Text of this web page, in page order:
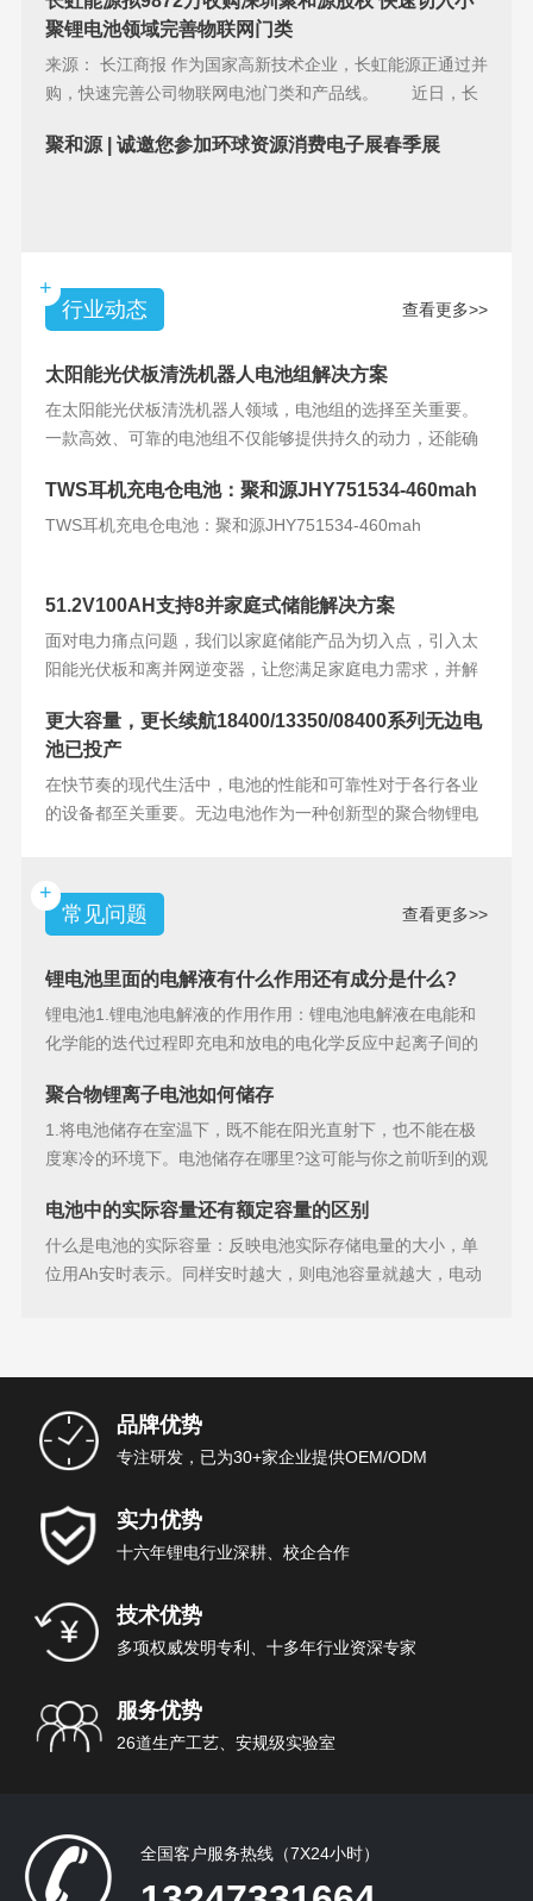
聚锂电池领域完善物联网门类
来源： 长江商报 作为国家高新技术企业，长虹能源正通过并
购，快速完善公司物联网电池门类和产品线。 近日，长
聚和源 | 诚邀您参加环球资源消费电子展春季展
+
行业动态
查看更多>>
太阳能光伏板清洗机器人电池组解决方案
在太阳能光伏板清洗机器人领域，电池组的选择至关重要。
一款高效、可靠的电池组不仅能够提供持久的动力，还能确
TWS耳机充电仓电池：聚和源JHY751534-460mah
TWS耳机充电仓电池：聚和源JHY751534-460mah
51.2V100AH支持8并家庭式储能解决方案
面对电力痛点问题，我们以家庭储能产品为切入点，引入太
阳能光伏板和离并网逆变器，让您满足家庭电力需求，并解
更大容量，更长续航18400/13350/08400系列无边电
池已投产
在快节奏的现代生活中，电池的性能和可靠性对于各行各业
的设备都至关重要。无边电池作为一种创新型的聚合物锂电
+
常见问题
查看更多>>
锂电池里面的电解液有什么作用还有成分是什么?
锂电池1.锂电池电解液的作用作用：锂电池电解液在电能和
化学能的迭代过程即充电和放电的电化学反应中起离子间的
聚合物锂离子电池如何储存
1.将电池储存在室温下，既不能在阳光直射下，也不能在极
度寒冷的环境下。电池储存在哪里?这可能与你之前听到的观
电池中的实际容量还有额定容量的区别
什么是电池的实际容量：反映电池实际存储电量的大小，单
位用Ah安时表示。同样安时越大，则电池容量就越大，电动
品牌优势
专注研发，已为30+家企业提供OEM/ODM
实力优势
十六年锂电行业深耕、校企合作
技术优势
多项权威发明专利、十多年行业资深专家
服务优势
26道生产工艺、安规级实验室
全国客户服务热线（7X24小时）